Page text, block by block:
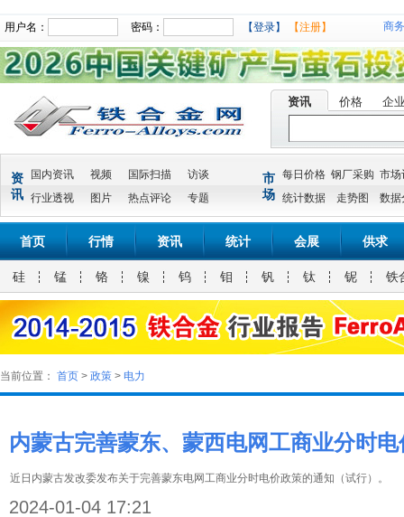
用户名： 密码： 【登录】 【注册】 商
资讯 价格 企
资
讯
国内资讯 视频 国际扫描
访谈
行业透视
图片 热点评论 专题
市
场
每日价格 钢厂采购 市场
统计数据
走势图 数据
首页 行情 资讯 统计 会展 供求
硅 锰 铬 镍 钨 钼 钒 钛 铌 铁
当前位置： 首页 > 政策 > 电力
内蒙古完善蒙东、蒙西电网工商业分时
近日内蒙古发改委发布关于完善蒙东电网工商业分时电价政策的通知（试行）。
2024-01-04 17:21